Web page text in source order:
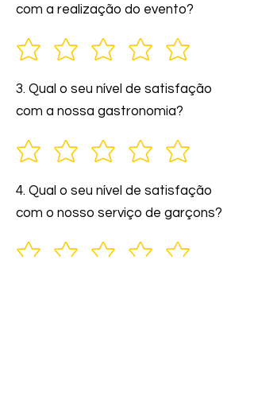
com a realização do evento?
3. Qual o seu nível de satisfação
com a nossa gastronomia?
4. Qual o seu nível de satisfação
com o nosso serviço de garçons?